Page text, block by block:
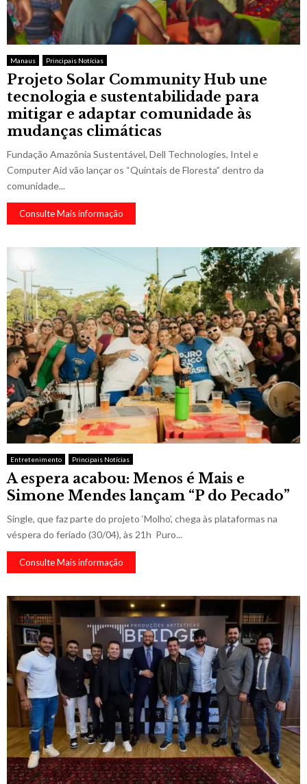
Manaus Principais Notícias
Projeto Solar Community Hub une
tecnologia e sustentabilidade para
mitigar e adaptar comunidade às
mudanças climáticas
Fundação Amazônia Sustentável, Dell Technologies, Intel e
Computer Aid vão lançar os “Quintais de Floresta” dentro da
comunidade...
Consulte Mais informação
Entretenimento Principais Notícias
A espera acabou: Menos é Mais e
Simone Mendes lançam “P do Pecado”
Single, que faz parte do projeto ‘Molho’, chega às plataformas na
véspera do feriado (30/04), às 21h Puro...
Consulte Mais informação